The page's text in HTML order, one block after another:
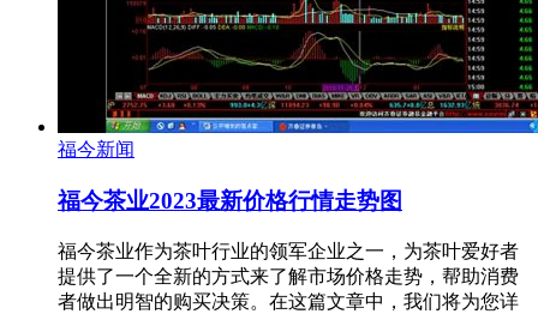
福今新闻
福今茶业2023最新价格行情走势图
福今茶业作为茶叶行业的领军企业之一，为茶叶爱好者
提供了一个全新的方式来了解市场价格走势，帮助消费
者做出明智的购买决策。在这篇文章中，我们将为您详